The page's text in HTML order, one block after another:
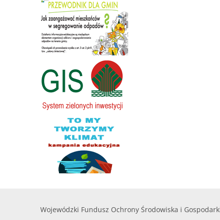
Wojewódzki Fundusz Ochrony Środowiska i